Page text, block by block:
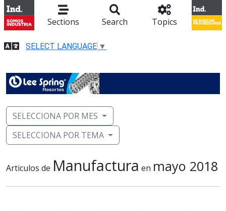
Sections Search Topics
SELECT LANGUAGE ▼
SELECCIONA POR MES
SELECCIONA POR TEMA
Articulos de Manufactura en mayo 2018